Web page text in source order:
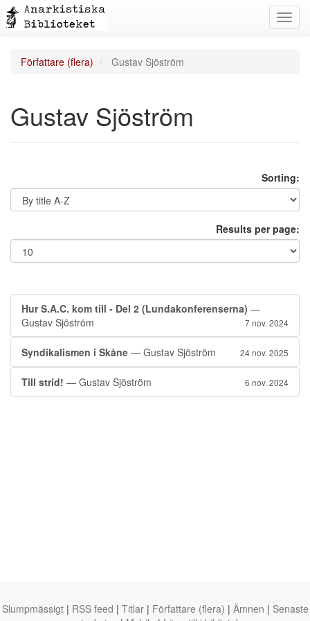
Författare (flera) Gustav Sjöström
Gustav Sjöström
Sorting:
Results per page:
Hur S.A.C. kom till - Del 2 (Lundakonferenserna) —
Gustav Sjöström
7 nov. 2024
Syndikalismen i Skåne — Gustav Sjöström 24 nov. 2025
Till strid! — Gustav Sjöström 6 nov. 2024
Slumpmässigt | RSS feed | Titlar | Författare (flera) | Ämnen | Senaste